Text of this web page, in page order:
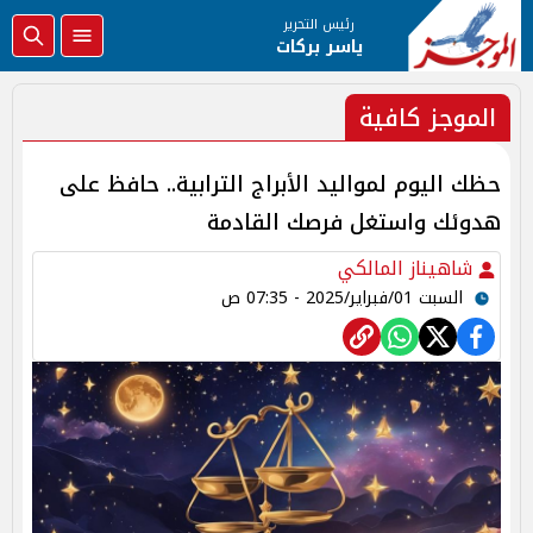
رئيس التحرير
ياسر بركات
الموجز كافية
حظك اليوم لمواليد الأبراج الترابية.. حافظ على
هدوئك واستغل فرصك القادمة
شاهيناز المالكي
السبت 01/فبراير/2025 - 07:35 ص